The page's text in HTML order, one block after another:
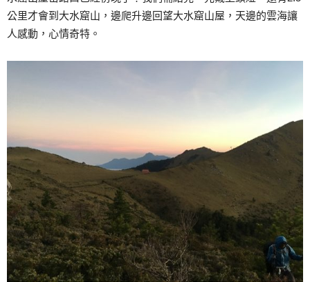
公里才會到大水窟山，邊爬升邊回望大水窟山屋，天邊的雲海讓
人感動，心情奇特。